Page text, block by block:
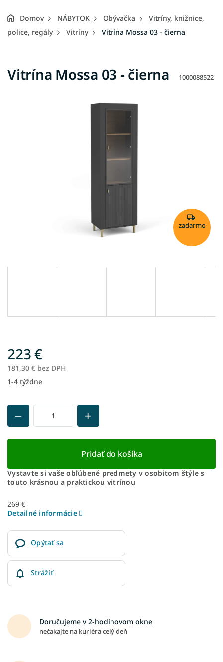
Domov NÁBYTOK Obývačka
Vitríny, knižnice,
police, regály
Vitríny Vitrína Mossa 03 - čierna
Vitrína Mossa 03 - čierna 1000088522
zadarmo
223 €
181,30 € bez DPH
Jednotková
1-4 týždne
Pridať do košíka
Vystavte si vaše obľúbené predmety v osobitom štýle s
touto krásnou a praktickou vitrínou
269 €
Detailné informácie
Opýtať sa
Strážiť
Doručujeme v 2-hodinovom okne
nečakajte na kuriéra celý deň